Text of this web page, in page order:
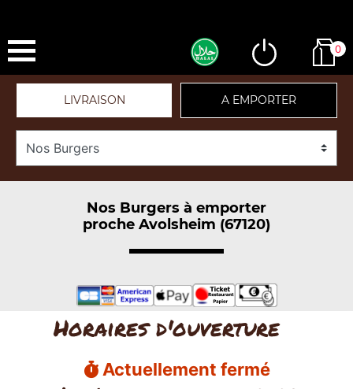
0
LIVRAISON A EMPORTER
Nos Burgers à emporter
proche Avolsheim (67120)
Horaires d'ouverture
Actuellement fermé